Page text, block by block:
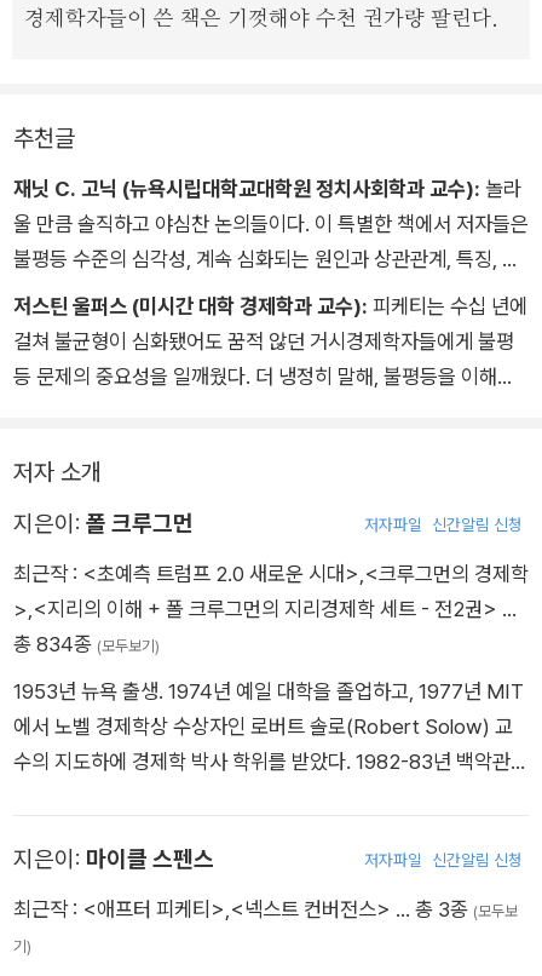
경제학자들이 쓴 책은 기껏해야 수천 권가량 팔린다.
추천글
재닛 C. 고닉 (뉴욕시립대학교대학원 정치사회학과 교수): 놀라
울 만큼 솔직하고 야심찬 논의들이다. 이 특별한 책에서 저자들은
불평등 수준의 심각성, 계속 심화되는 원인과 상관관계, 특징, 결
과에 관한 피케티의 핵심 주장들을 학문적 경계를 넘어 낱낱이 분
석한다. 이들은 피케티의 광범위한 기여를 칭찬하고 존중하지만
상당한 결함들을 짚어내고 빠진 부분을 평가한다. 《21세기 자본》
불평등을 연구하는 학자들이라면 자신의 연구 의제를 수정할 수
저스틴 울퍼스 (미시간 대학 경제학과 교수): 피케티는 수십 년에
걸쳐 불균형이 심화됐어도 꿈적 않던 거시경제학자들에게 불평
등 문제의 중요성을 일깨웠다. 더 냉정히 말해, 불평등을 이해하
시대 가장 명민한 사회과학자들이 불평등을 더 폭넓게 이해하기
위해 자본, 기술, 권력, 인종, 특권 등의 프리즘을 통해 이 과제에
저자 소개
지은이: 폴 크루그먼 저자파일 신간알림 신청
최근작 : <초예측 트럼프 2.0 새로운 시대> <크루그먼의 경제학
> <지리의 이해 + 폴 크루그먼의 지리경제학 세트 - 전2권> …
총 834종 (모두보기)
1953년 뉴욕 출생. 1974년 예일 대학을 졸업하고, 1977년 MIT
에서 노벨 경제학상 수상자인 로버트 솔로(Robert Solow) 교
수의 지도하에 경제학 박사 학위를 받았다. 1982-83년 백악관
학과 교수로 재직했다. 2008년 노벨경제학상을 수상하였고, 뉴
욕시립대학교 대학원 교수로 룩셈브루크소득연구소(LIS)와 연
계하여 전 세계 소득불평등을 추적하고 분석한다. 국제 무역론과
지은이: 마이클 스펜스 저자파일 신간알림 신청
최근작 : <애프터 피케티> <넥스트 컨버전스> … 총 3종 (모두보
기)